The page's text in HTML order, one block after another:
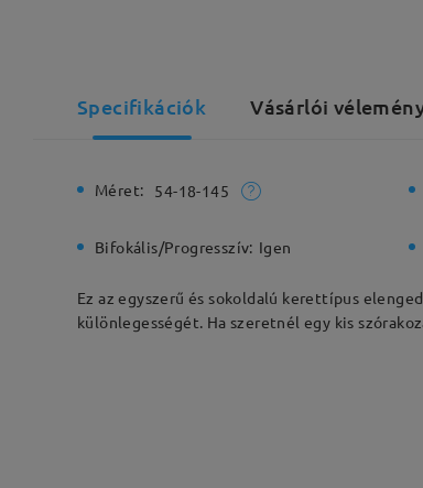
Specifikációk Vásárlói
Méret: 54-18-145
Bifokális/Progresszív: Igen
Ez az egyszerű és sokoldalú kerettípus
különlegességét. Ha szeretnél egy kis